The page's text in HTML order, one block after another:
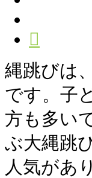
縄跳びは
です。子
方も多い
ぶ大縄跳
人気があ